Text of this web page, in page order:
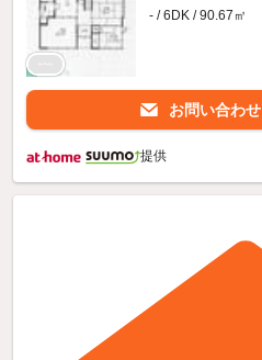
- / 6DK / 90.67㎡
お問い合わせ
提供